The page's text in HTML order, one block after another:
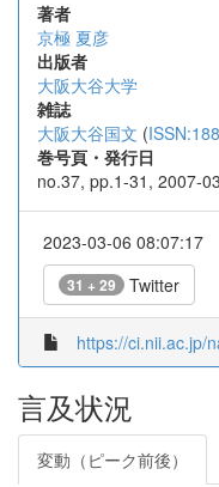
著者
京極 夏彦
出版者
大阪大谷大学
雑誌
大阪大谷国文 (
巻号頁・発行日
no.37, pp.1-31, 2007-03
2023-03-06 08:07:17
31 + 29 Twitter
https://ci.nii.ac.jp/
言及状況
変動（ピーク前後）